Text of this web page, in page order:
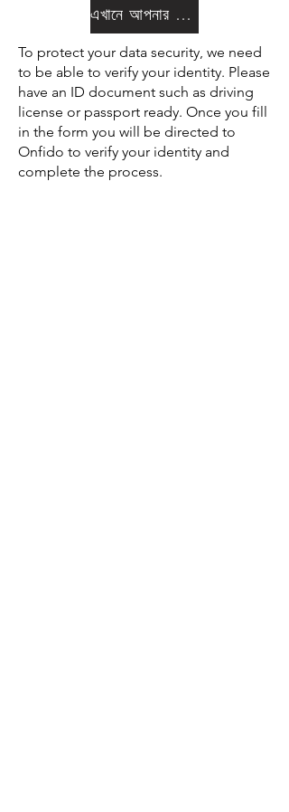
এখানে আপনার তথ্য অনুরোধ
To protect your data security, we need
to be able to verify your identity. Please
have an ID document such as driving
license or passport ready. Once you fill
in the form you will be directed to
Onfido to verify your identity and
complete the process.